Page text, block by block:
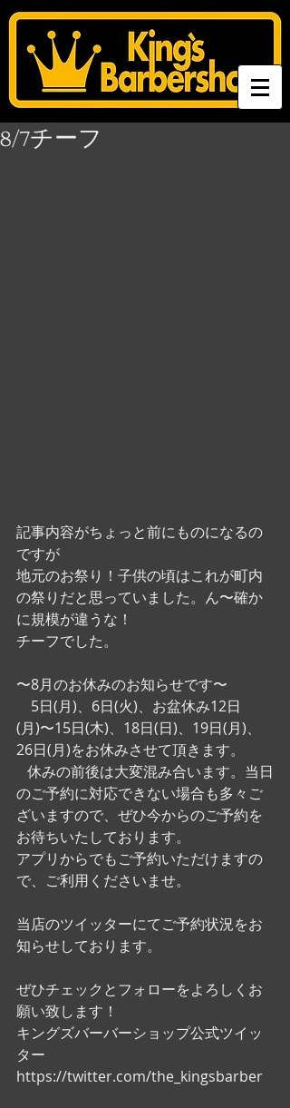
8/7チーフ
記事内容がちょっと前にものになるの
ですが
地元のお祭り！子供の頃はこれが町内
の祭りだと思っていました。ん〜確か
に規模が違うな！
チーフでした。
〜8月のお休みのお知らせです〜
(月)〜15日(木)、18日(日)、19日(月)、
26日(月)をお休みさせて頂きます。
のご予約に対応できない場合も多々ご
ざいますので、ぜひ今からのご予約を
お待ちいたしております。
アプリからでもご予約いただけますの
で、ご利用くださいませ。
当店のツイッターにてご予約状況をお
知らせしております。
ぜひチェックとフォローをよろしくお
願い致します！
キングズバーバーショップ公式ツイッ
ター
https://twitter.com/the_kingsbarber